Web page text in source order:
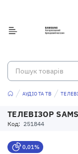
АУДІО ТА ТВ
ТЕЛЕВІЗОР
Код: 251844
0,01%